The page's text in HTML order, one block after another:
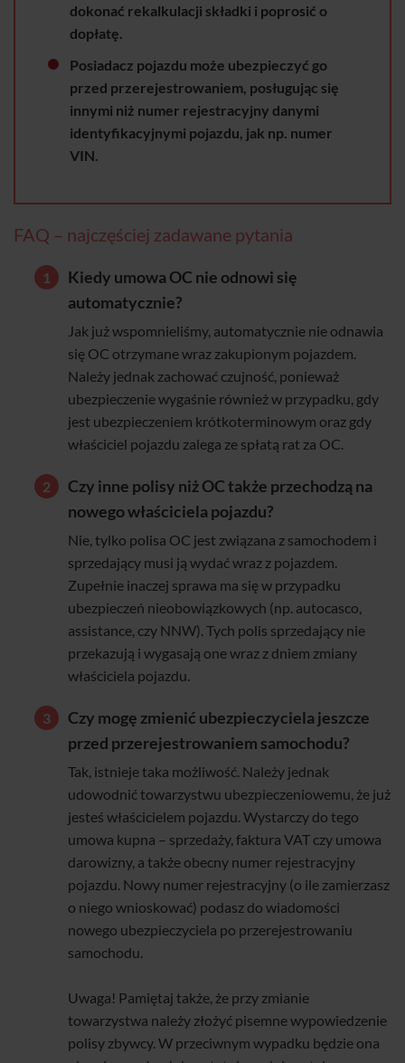
dokonać rekalkulacji składki i poprosić o
dopłatę.
Posiadacz pojazdu może ubezpieczyć go
przed przerejestrowaniem, posługując się
innymi niż numer rejestracyjny danymi
identyfikacyjnymi pojazdu, jak np. numer
VIN.
FAQ – najczęściej zadawane pytania
Kiedy umowa OC nie odnowi się
automatycznie?
Jak już wspomnieliśmy, automatycznie nie odnawia
się OC otrzymane wraz zakupionym pojazdem.
Należy jednak zachować czujność, ponieważ
ubezpieczenie wygaśnie również w przypadku, gdy
jest ubezpieczeniem krótkoterminowym oraz gdy
właściciel pojazdu zalega ze spłatą rat za OC.
Czy inne polisy niż OC także przechodzą na
nowego właściciela pojazdu?
Nie, tylko polisa OC jest związana z samochodem i
sprzedający musi ją wydać wraz z pojazdem.
Zupełnie inaczej sprawa ma się w przypadku
ubezpieczeń nieobowiązkowych (np. autocasco,
assistance, czy NNW). Tych polis sprzedający nie
przekazują i wygasają one wraz z dniem zmiany
właściciela pojazdu.
Czy mogę zmienić ubezpieczyciela jeszcze
przed przerejestrowaniem samochodu?
Tak, istnieje taka możliwość. Należy jednak
udowodnić towarzystwu ubezpieczeniowemu, że już
jesteś właścicielem pojazdu. Wystarczy do tego
umowa kupna – sprzedaży, faktura VAT czy umowa
darowizny, a także obecny numer rejestracyjny
pojazdu. Nowy numer rejestracyjny (o ile zamierzasz
o niego wnioskować) podasz do wiadomości
nowego ubezpieczyciela po przerejestrowaniu
samochodu.
Uwaga! Pamiętaj także, że przy zmianie
towarzystwa należy złożyć pisemne wypowiedzenie
polisy zbywcy. W przeciwnym wypadku będzie ona